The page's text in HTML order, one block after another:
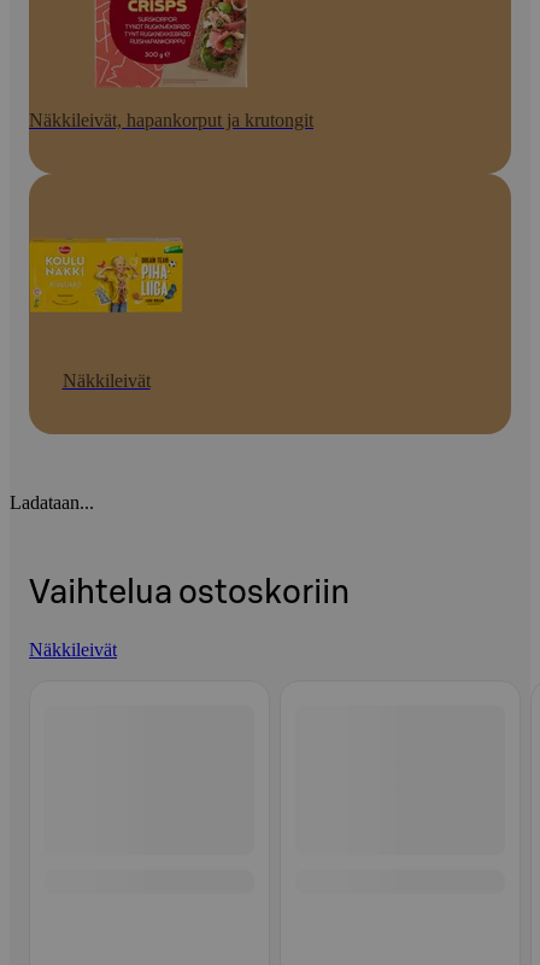
Näkkileivät, hapankorput ja krutongit
Näkkileivät
Ladataan...
Vaihtelua ostoskoriin
Näkkileivät